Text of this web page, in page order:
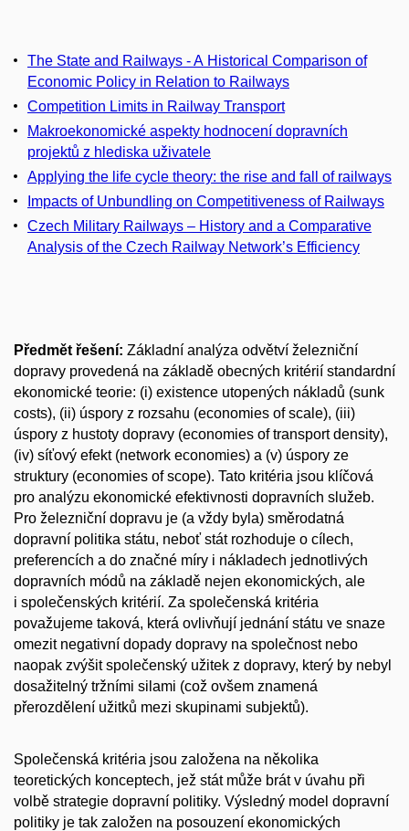
The State and Railways - A Historical Comparison of
Economic Policy in Relation to Railways
Competition Limits in Railway Transport
Makroekonomické aspekty hodnocení dopravních
projektů z hlediska uživatele
Applying the life cycle theory: the rise and fall of railways
Impacts of Unbundling on Competitiveness of Railways
Czech Military Railways – History and a Comparative
Analysis of the Czech Railway Network’s Efficiency
Předmět řešení: Základní analýza odvětví železniční
dopravy provedená na základě obecných kritérií standardní
ekonomické teorie: (i) existence utopených nákladů (sunk
costs), (ii) úspory z rozsahu (economies of scale), (iii)
úspory z hustoty dopravy (economies of transport density),
(iv) síťový efekt (network economies) a (v) úspory ze
struktury (economies of scope). Tato kritéria jsou klíčová
pro analýzu ekonomické efektivnosti dopravních služeb.
Pro železniční dopravu je (a vždy byla) směrodatná
dopravní politika státu, neboť stát rozhoduje o cílech,
preferencích a do značné míry i nákladech jednotlivých
dopravních módů na základě nejen ekonomických, ale
i společenských kritérií. Za společenská kritéria
považujeme taková, která ovlivňují jednání státu ve snaze
omezit negativní dopady dopravy na společnost nebo
naopak zvýšit společenský užitek z dopravy, který by nebyl
dosažitelný tržními silami (což ovšem znamená
přerozdělení užitků mezi skupinami subjektů).
Společenská kritéria jsou založena na několika
teoretických konceptech, jež stát může brát v úvahu při
volbě strategie dopravní politiky. Výsledný model dopravní
politiky je tak založen na posouzení ekonomických